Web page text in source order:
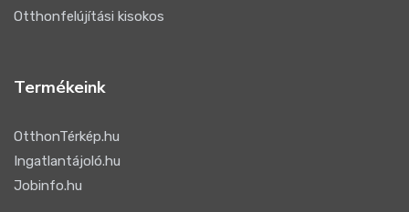
Otthonfelújítási kisokos
Termékeink
OtthonTérkép.hu
Ingatlantájoló.hu
Jobinfo.hu